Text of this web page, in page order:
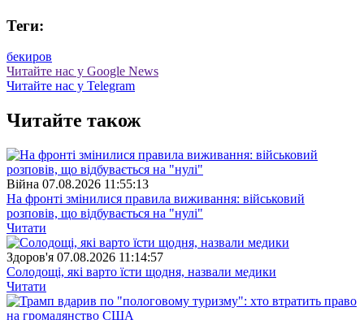
Теги:
бекиров
Читайте нас у Google News
Читайте нас у Telegram
Читайте також
Війна 07.08.2026 11:55:13
На фронті змінилися правила виживання: військовий
розповів, що відбувається на "нулі"
Читати
Здоров'я 07.08.2026 11:14:57
Солодощі, які варто їсти щодня, назвали медики
Читати